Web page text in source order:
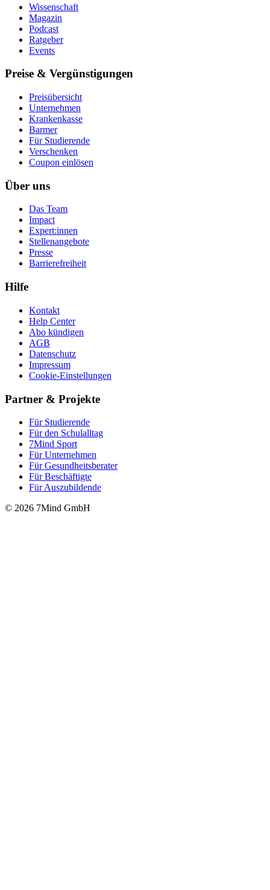
Wissenschaft
Magazin
Podcast
Ratgeber
Events
Preise & Vergünstigungen
Preisübersicht
Unternehmen
Krankenkasse
Barmer
Für Studierende
Ver­schen­ken
Coupon einlösen
Über uns
Das Team
Impact
Expert:innen
Stellenangebote
Presse
Barrierefreiheit
Hilfe
Kontakt
Help Center
Abo kündigen
AGB
Datenschutz
Impressum
Cookie-Einstellungen
Partner & Projekte
Für Stu­die­rende
Für den Schulalltag
7Mind Sport
Für Unter­neh­men
Für Gesund­heits­be­ra­ter
Für Beschäftigte
Für Auszubildende
© 2026 7Mind GmbH